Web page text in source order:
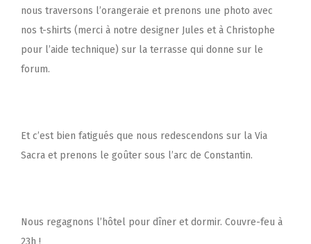
nous traversons l’orangeraie et prenons une photo avec
nos t-shirts (merci à notre designer Jules et à Christophe
pour l’aide technique) sur la terrasse qui donne sur le
forum.
Et c’est bien fatigués que nous redescendons sur la Via
Sacra et prenons le goûter sous l’arc de Constantin.
Nous regagnons l’hôtel pour dîner et dormir. Couvre-feu à
23h !